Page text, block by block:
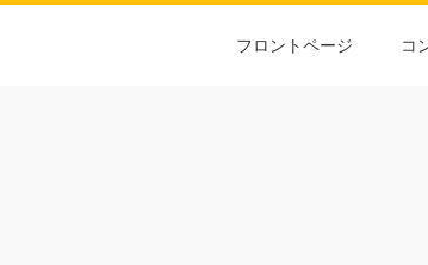
フロントページ コ